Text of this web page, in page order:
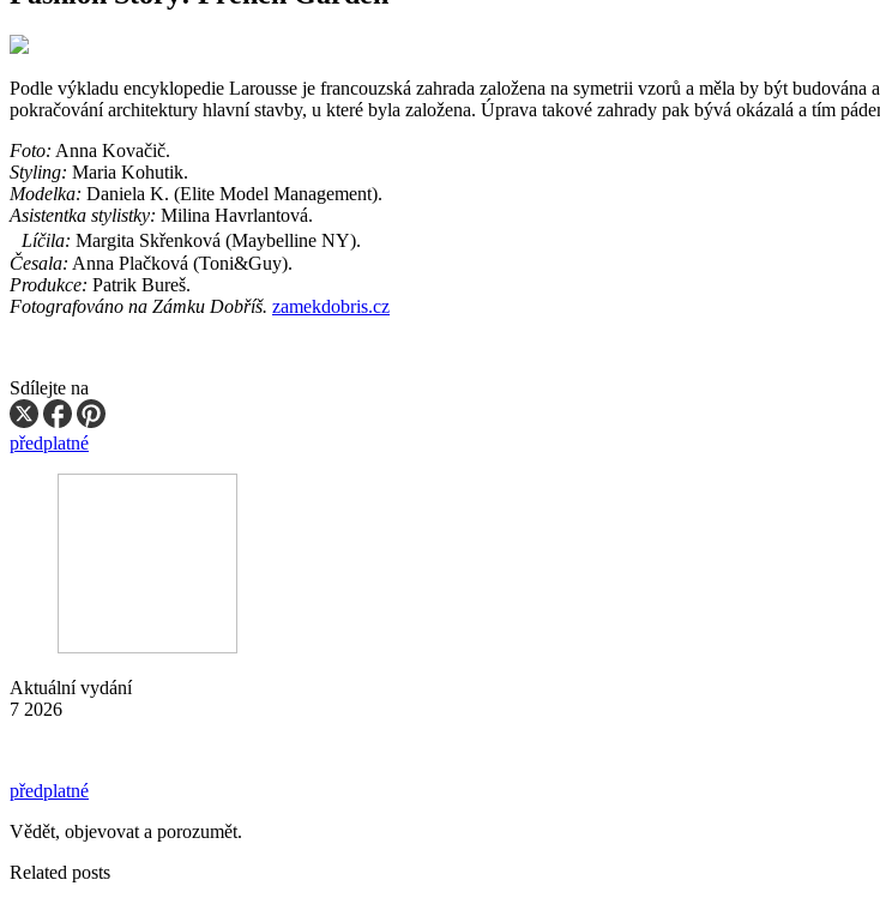
Podle výkladu encyklopedie Larousse je francouzská zahrada založena na symetrii vzorů a měla by být
pokračování architektury hlavní stavby, u které byla založena. Úprava takové zahrady pak bývá okázalá a tím
Foto: Anna Kovačič.
Styling: Maria Kohutik.
Modelka: Daniela K. (Elite Model Management).
Asistentka stylistky: Milina Havrlantová.
Líčila: Margita Skřenková (Maybelline NY).
Česala: Anna Plačková (Toni&Guy).
Produkce: Patrik Bureš.
Fotografováno na Zámku Dobříš. zamekdobris.cz
Sdílejte na
předplatné
Aktuální vydání
7 2026
předplatné
Vědět, objevovat a porozumět.
Related posts